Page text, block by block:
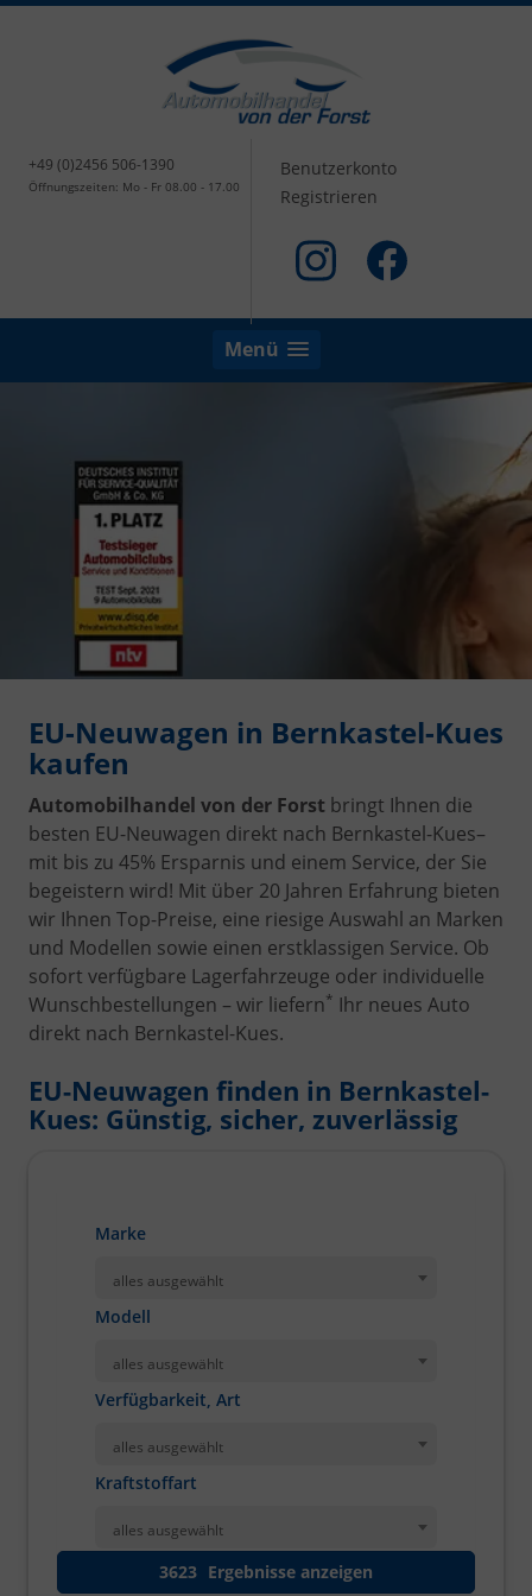
+49 (0)2456 506-1390
Öffnungszeiten: Mo - Fr 08.00 - 17.00
Benutzerkonto
Registrieren
Menü
EU-Neuwagen in Bernkastel-Kues
kaufen
Automobilhandel von der Forst bringt Ihnen die
besten EU-Neuwagen direkt nach Bernkastel-Kues–
mit bis zu 45% Ersparnis und einem Service, der Sie
begeistern wird! Mit über 20 Jahren Erfahrung bieten
wir Ihnen Top-Preise, eine riesige Auswahl an Marken
und Modellen sowie einen erstklassigen Service. Ob
sofort verfügbare Lagerfahrzeuge oder individuelle
Wunschbestellungen – wir liefern* Ihr neues Auto
direkt nach Bernkastel-Kues.
EU-Neuwagen finden in Bernkastel-
Kues: Günstig, sicher, zuverlässig
Marke
alles ausgewählt
Modell
alles ausgewählt
Verfügbarkeit, Art
alles ausgewählt
Kraftstoffart
alles ausgewählt
3623 Ergebnisse anzeigen